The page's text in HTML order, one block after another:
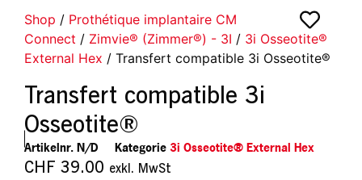
Shop / Prothétique implantaire CM
Connect / Zimvie® (Zimmer®) - 3I / 3i Osseotite®
External Hex / Transfert compatible 3i Osseotite®
Transfert compatible 3i
Osseotite®
Artikelnr. N/D Kategorie 3i Osseotite® External Hex
CHF 39.00 exkl. MwSt